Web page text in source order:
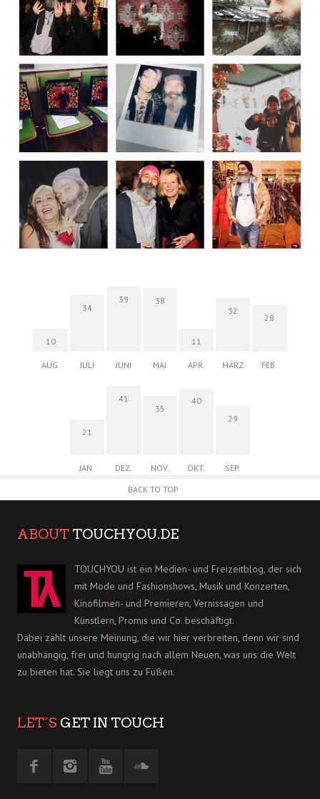
10
AUG.
34
JULI
39
JUNI
38
MAI
11
APR.
32
MÄRZ
28
FEB.
21
JAN.
41
DEZ.
35
NOV.
40
OKT.
29
SEP.
BACK TO TOP
ABOUT TOUCHYOU.DE
TOUCHYOU ist ein Medien- und Freizeitblog, der sich
mit Mode und Fashionshows, Musik und Konzerten,
Kinofilmen- und Premieren, Vernissagen und
Künstlern, Promis und Co. beschäftigt.
Dabei zählt unsere Meinung, die wir hier verbreiten, denn wir sind
unabhängig, frei und hungrig nach allem Neuen, was uns die Welt
zu bieten hat. Sie liegt uns zu Füßen.
LET´S GET IN TOUCH